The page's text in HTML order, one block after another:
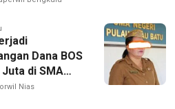
Dana BOS
Juta di SMA
Pulau
Nias